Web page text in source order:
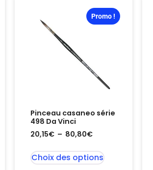
Promo !
Pinceau casaneo série
498 Da Vinci
20,15€ – 80,80€
Choix des options